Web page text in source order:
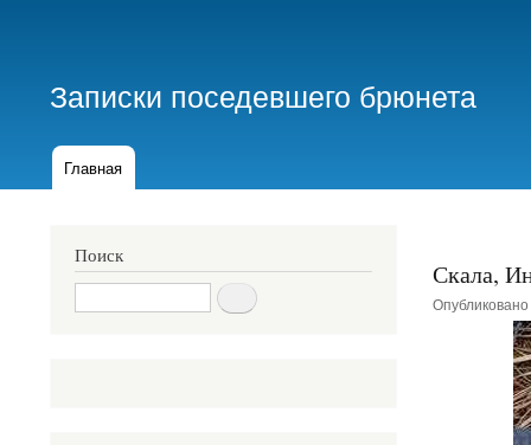
записи
Записки поседевшего брюнета
Основная
Главная
Скала,
Опубликовано
Поиск
Поиск